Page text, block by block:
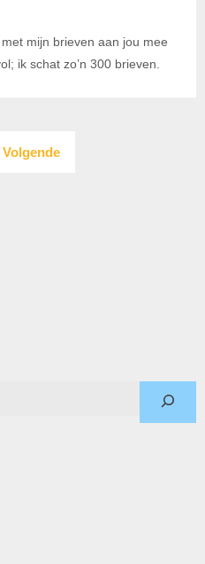
mijn brieven aan jou mee
ik schat zo’n 300 brieven.
paginering
Volgende